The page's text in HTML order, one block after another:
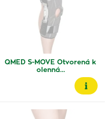
QMED S-MOVE Otvorená k
olenná…